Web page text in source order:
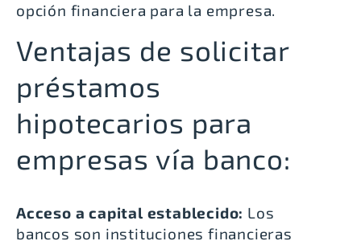
opción financiera para la empresa.
Ventajas de solicitar
préstamos
hipotecarios para
empresas vía banco:
Acceso a capital establecido: Los
bancos son instituciones financieras